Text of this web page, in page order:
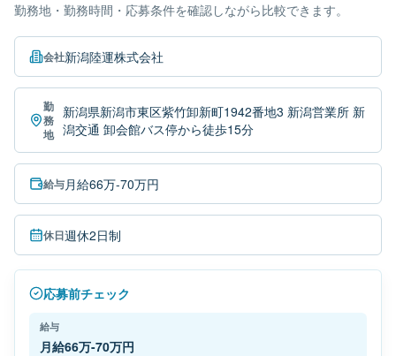
勤務地・勤務時間・応募条件を確認しながら比較できます。
会社新潟陸運株式会社
勤
務
地
新潟県新潟市東区紫竹卸新町1942番地3 新潟営業所 新
潟交通 卸会館バス停から徒歩15分
給与月給66万-70万円
休日週休2日制
応募前チェック
給与
月給66万-70万円